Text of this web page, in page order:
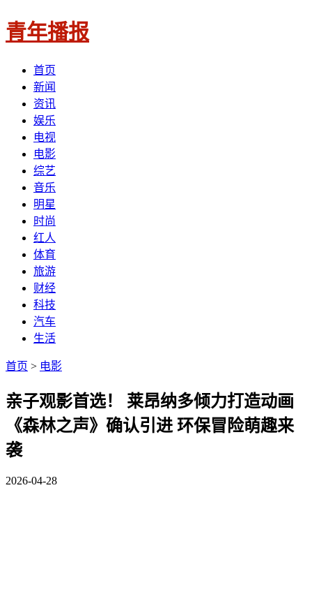
青年播报
首页
新闻
资讯
娱乐
电视
电影
综艺
音乐
明星
时尚
红人
体育
旅游
财经
科技
汽车
生活
首页 > 电影
亲子观影首选！ 莱昂纳多倾力打造动画
《森林之声》确认引进 环保冒险萌趣来
袭
2026-04-28